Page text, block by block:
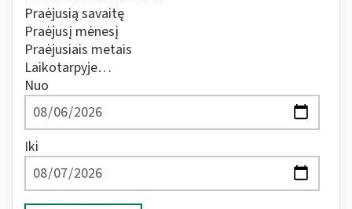
Praėjusią savaitę
Praėjusį mėnesį
Praėjusiais metais
Laikotarpyje…
Nuo
Iki